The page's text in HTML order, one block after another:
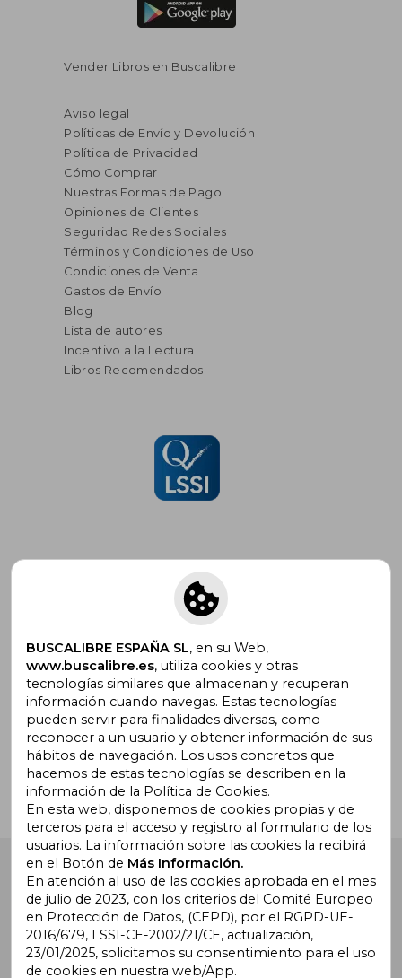
Vender Libros en Buscalibre
Aviso legal
Políticas de Envío y Devolución
Política de Privacidad
Cómo Comprar
Nuestras Formas de Pago
Opiniones de Clientes
Seguridad Redes Sociales
Términos y Condiciones de Uso
Condiciones de Venta
Gastos de Envío
Blog
Lista de autores
Incentivo a la Lectura
Libros Recomendados
Suscríbete para recibir ofertas y
promociones
¿Necesitas ayuda?
Ir a Centro de Soporte
Buscalibre España. Calle Energía, 65, Nave 3 (08940),
Cornellà de Llobregat, Barcelona. Derechos Reservados.
BUSCALIBRE ESPAÑA SL, en su Web,
www.buscalibre.es, utiliza cookies y otras
tecnologías similares que almacenan y recuperan
información cuando navegas. Estas tecnologías
pueden servir para finalidades diversas, como
reconocer a un usuario y obtener información de sus
hábitos de navegación. Los usos concretos que
hacemos de estas tecnologías se describen en la
información de la Política de Cookies.
En esta web, disponemos de cookies propias y de
terceros para el acceso y registro al formulario de los
usuarios. La información sobre las cookies la recibirá
en el Botón de Más Información.
En atención al uso de las cookies aprobada en el mes
de julio de 2023, con los criterios del Comité Europeo
en Protección de Datos, (CEPD), por el RGPD-UE-
2016/679, LSSI-CE-2002/21/CE, actualización,
23/01/2025, solicitamos su consentimiento para el uso
de cookies en nuestra web/App.